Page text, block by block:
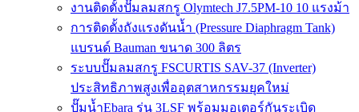
งานติดตั้งปั๊มลมสกรู Olymtech J7.5PM-10 10 แรงม้า
การติดตั้งถังแรงดันน้ำ (Pressure Diaphragm Tank)
แบรนด์ Bauman ขนาด 300 ลิตร
ระบบปั๊มลมสกรู FSCURTIS SAV-37 (Inverter)
ประสิทธิภาพสูงเพื่ออุตสาหกรรมยุคใหม่
ปั๊มน้ำEbara รุ่น 3LSF พร้อมมอเตอร์กันระเบิด